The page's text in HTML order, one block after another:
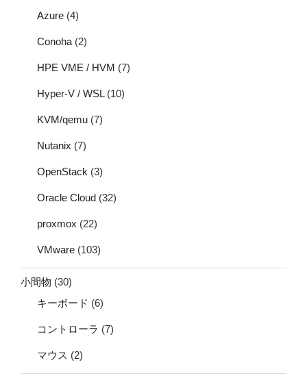
Azure (4)
Conoha (2)
HPE VME / HVM (7)
Hyper-V / WSL(10)
KVM/qemu (7)
Nutanix (7)
OpenStack (3)
Oracle Cloud (32)
proxmox (22)
VMware (103)
小間物 (30)
キーボード (6)
コントローラ (7)
マウス (2)